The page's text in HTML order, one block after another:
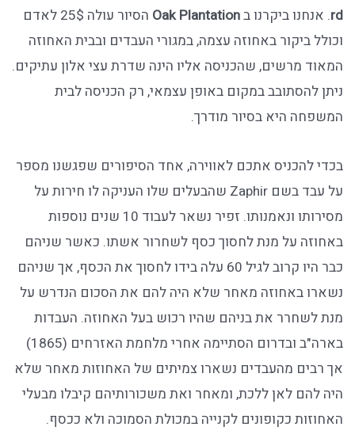
rd. אנחנו ביקרנו בOak Plantation
הסיור עולה 25$ לאדם
וכולל ביקור באחוזה עצמה, במגורי העבדים ובבית האחוזה
המאוד מרשים, שהכניסה אליו הינה שדרת עצי אלון עתיקים.
ניתן להסתובב במקום באופן עצמאי, רק הכניסה לבית
המשפחה היא בסיור מודרך.
בכדי להכניס אתכם לאווירה, אחד הסיפורים שפגשנו מספר
על עבד בשם Zaphir שהבעלים שלו העניקה לו חירות על
מסירותו ונאמנותו. זפיר נשאר לעבוד 10 שנים נוספות
באחוזה על מנת לחסוך כסף לשחרור אשתו. כאשר שניהם
כבר היו קרוב לגיל 60 עלה בידו לחסוך את הכסף, אך שניהם
נשארו באחוזה מאחר שלא היה להם את הסכום הנדרש על
מנת לשחרר את בניהם שהיו רכוש בעל האחוזה. העבדות
בארה"ב ובדרום הסתיימה אחרי מלחמת האזרחים (1865)
אך רבים מהעבדים נשארו צמיתים של האחוזות מאחר שלא
היה להם לאן ללכת, ומאחר ואת משכורותיהם קיבלו מבעלי
האחוזות כקופונים לקנייה במכולת הסמוכה ולא ככסף.